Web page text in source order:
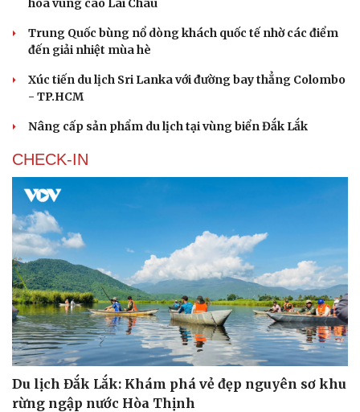
hóa vùng cao Lai Châu
Trung Quốc bùng nổ dòng khách quốc tế nhờ các điểm
đến giải nhiệt mùa hè
Xúc tiến du lịch Sri Lanka với đường bay thẳng Colombo
- TP.HCM
Nâng cấp sản phẩm du lịch tại vùng biển Đắk Lắk
CHECK-IN
Du lịch Đắk Lắk: Khám phá vẻ đẹp nguyên sơ khu
rừng ngập nước Hòa Thịnh